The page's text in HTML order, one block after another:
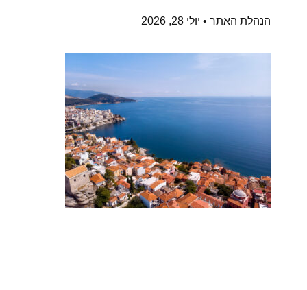
הנהלת האתר יולי 28, 2026